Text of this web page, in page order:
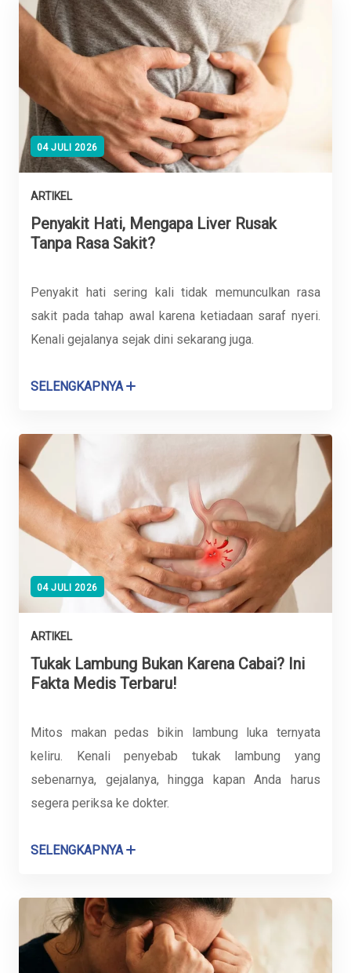
04 JULI 2026
ARTIKEL
Penyakit Hati, Mengapa Liver Rusak
Tanpa Rasa Sakit?
Penyakit hati sering kali tidak memunculkan rasa
sakit pada tahap awal karena ketiadaan saraf nyeri.
Kenali gejalanya sejak dini sekarang juga.
SELENGKAPNYA
04 JULI 2026
ARTIKEL
Tukak Lambung Bukan Karena Cabai? Ini
Fakta Medis Terbaru!
Mitos makan pedas bikin lambung luka ternyata
keliru. Kenali penyebab tukak lambung yang
sebenarnya, gejalanya, hingga kapan Anda harus
segera periksa ke dokter.
SELENGKAPNYA